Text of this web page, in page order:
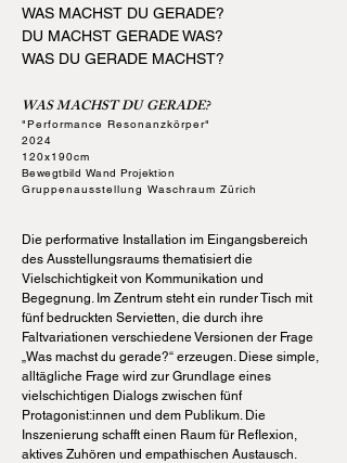
WAS MACHST DU GERADE?
DU MACHST GERADE WAS?
WAS DU GERADE MACHST?
WAS MACHST DU GERADE?
"Performance Resonanzkörper"
2024
120x190cm
Bewegtbild Wand Projektion
Gruppenausstellung Waschraum Zürich
Die performative Installation im Eingangsbereich
des Ausstellungsraums thematisiert die
Vielschichtigkeit von Kommunikation und
Begegnung. Im Zentrum steht ein runder Tisch mit
fünf bedruckten Servietten, die durch ihre
Faltvariationen verschiedene Versionen der Frage
„Was machst du gerade?“ erzeugen. Diese simple,
alltägliche Frage wird zur Grundlage eines
vielschichtigen Dialogs zwischen fünf
Protagonist:innen und dem Publikum. Die
Inszenierung schafft einen Raum für Reflexion,
aktives Zuhören und empathischen Austausch.